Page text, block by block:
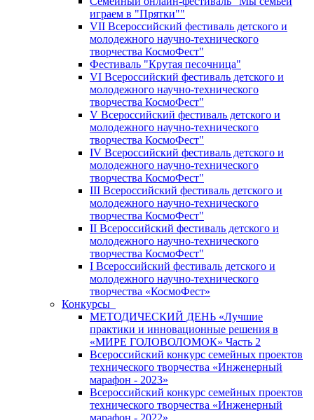
играем в "Прятки""
VII Всероссийский фестиваль детского и
молодежного научно-технического
творчества КосмоФест"
Фестиваль "Крутая песочница"
VI Всероссийский фестиваль детского и
молодежного научно-технического
творчества КосмоФест"
V Всероссийский фестиваль детского и
молодежного научно-технического
творчества КосмоФест"
IV Всероссийский фестиваль детского и
молодежного научно-технического
творчества КосмоФест"
III Всероссийский фестиваль детского и
молодежного научно-технического
творчества КосмоФест"
II Всероссийский фестиваль детского и
молодежного научно-технического
творчества КосмоФест"
I Всероссийский фестиваль детского и
молодежного научно-технического
творчества «КосмоФест»
Конкурсы
МЕТОДИЧЕСКИЙ ДЕНЬ «Лучшие
практики и инновационные решения в
«МИРЕ ГОЛОВОЛОМОК» Часть 2
Всероссийский конкурс семейных проектов
технического творчества «Инженерный
марафон - 2023»
Всероссийский конкурс семейных проектов
технического творчества «Инженерный